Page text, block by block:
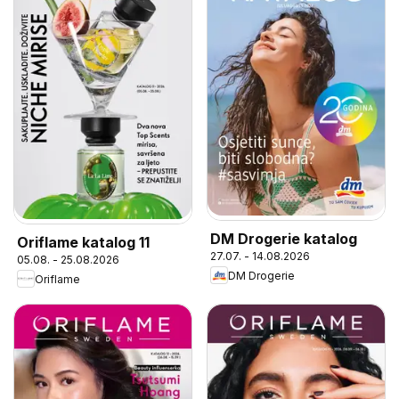
Oriflame katalog 11
05.08. - 25.08.2026
Oriflame
DM Drogerie katalog
27.07. - 14.08.2026
DM Drogerie